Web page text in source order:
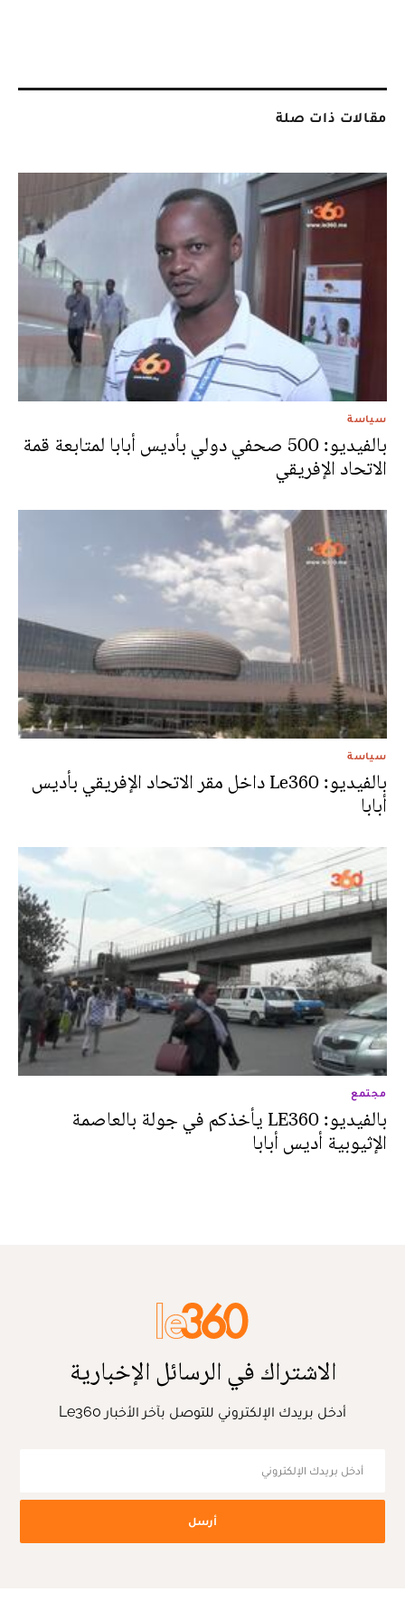
مقالات ذات صلة
سياسة
بالفيديو: 500 صحفي دولي بأديس أبابا لمتابعة قمة
الاتحاد الإفريقي
سياسة
بالفيديو: Le360 داخل مقر الاتحاد الإفريقي بأديس
أبابا
مجتمع
بالفيديو: LE360 يأخذكم في جولة بالعاصمة
الإثيوبية أديس أبابا
الاشتراك في الرسائل الإخبارية
أدخل بريدك الإلكتروني للتوصل بآخر الأخبار Le360
أرسل